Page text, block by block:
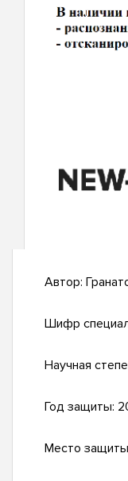
Автор:
Шифр
Научная
Год защиты:
Место